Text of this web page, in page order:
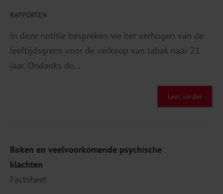
RAPPORTEN
In deze notitie bespreken we het verhogen van de
leeftijdsgrens voor de verkoop van tabak naar 21
jaar. Ondanks de...
Lees verder
Roken en veelvoorkomende psychische
klachten
Factsheet